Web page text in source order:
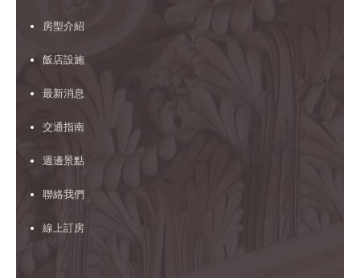
房型介紹
飯店設施
最新消息
交通指南
週邊景點
聯絡我們
線上訂房